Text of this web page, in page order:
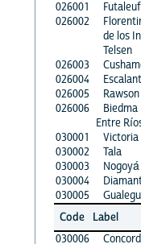
026001
026002
de los
Telsen
026003
026004
026005
Rawson
026006
Biedma
Entre
030001
Victoria
030002
Tala
030003
Nogoyá
030004
030005
Code
Label
030006